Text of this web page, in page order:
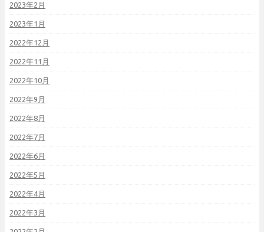
2023年2月
2023年1月
2022年12月
2022年11月
2022年10月
2022年9月
2022年8月
2022年7月
2022年6月
2022年5月
2022年4月
2022年3月